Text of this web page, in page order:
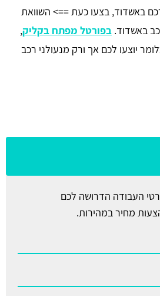
באשדוד, בצעו כעת ==> השוואת
באשדוד. בפורטל מפתח בקליק,
יוצעו לכם אך ורק מנעולני רכב
העבודה הדרושה לכם
מחיר במהירות.